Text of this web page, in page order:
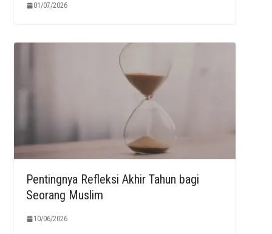
01/07/2026
Pentingnya Refleksi Akhir Tahun bagi
Seorang Muslim
10/06/2026